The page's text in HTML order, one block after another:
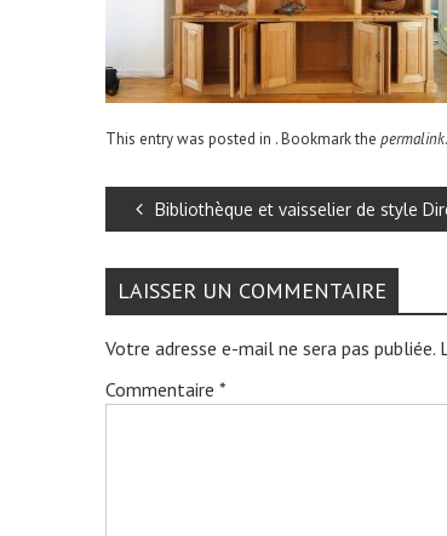
This entry was posted in . Bookmark the permalink.
Bibliothèque et vaisselier de style
LAISSER UN COMMENTAIRE
Votre adresse e-mail ne sera pas publiée.
Commentaire *